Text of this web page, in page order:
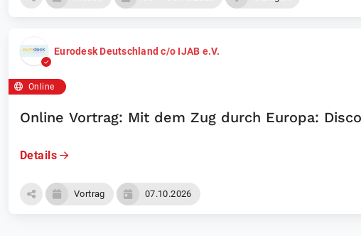
Eurodesk Deutschland c/o IJAB e.V.
Online
Online Vortrag: Mit dem Zug durch Europa:
Details
Vortrag 07.10.2026